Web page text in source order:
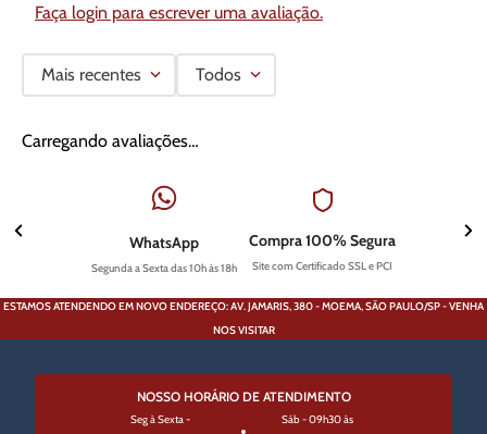
Faça login para escrever uma avaliação.
Mais recentes Todos
Carregando avaliações…
WhatsApp
Segunda a Sexta das 10h às 18h
Compra 100% Segura
Site com Certificado SSL e PCI
ESTAMOS ATENDENDO EM NOVO ENDEREÇO: AV. JAMARIS, 380 - MOEMA, SÃO PAULO/SP - VENHA
NOS VISITAR
NOSSO HORÁRIO DE ATENDIMENTO
Seg à Sexta -
Sáb - 09h30 às